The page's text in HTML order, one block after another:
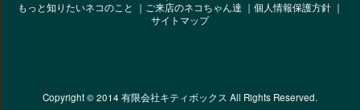
もっと知りたいネコのこと
ご来店のネコちゃん達
個人情報保護方針
サイトマップ
Copyright © 2014 有限会社キティボックス All Rights Reserved.